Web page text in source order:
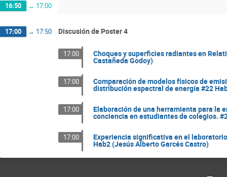
16:50 → 17:00
17:00 → 17:50 Discusión de Poster 4
17:00 Choques y superficies radiantes en
Castañeda Godoy)
17:00 Comparación de modelos físicos de
distribución espectral de energía #22
17:00 Elaboración de una herramienta para la
conciencia en estudiantes de colegios.
17:00 Experiencia significativa en el
Hab2 (Jesús Alberto Garcés Castro)